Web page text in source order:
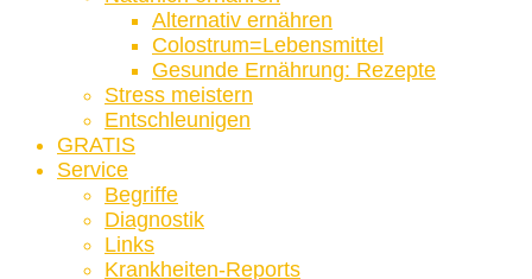
Alternativ ernähren
Colostrum=Lebensmittel
Gesunde Ernährung: Rezepte
Stress meistern
Entschleunigen
GRATIS
Service
Begriffe
Diagnostik
Links
Krankheiten-Reports